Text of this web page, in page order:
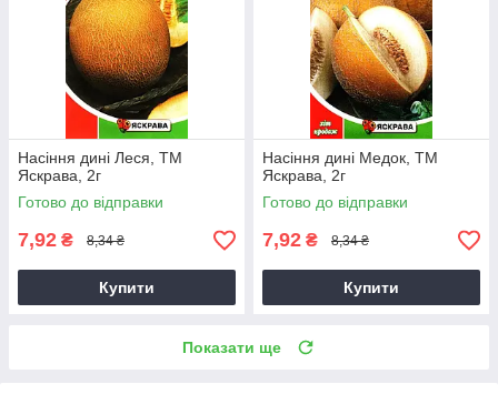
Насіння дині Леся, ТМ
Яскрава, 2г
Готово до відправки
7,92 ₴ 8,34 ₴
Купити
Насіння дині Медок, ТМ
Яскрава, 2г
Готово до відправки
7,92 ₴ 8,34 ₴
Купити
Показати ще